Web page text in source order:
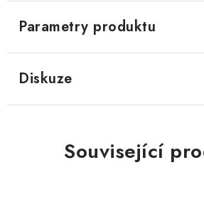
Parametry produktu
Diskuze
Související